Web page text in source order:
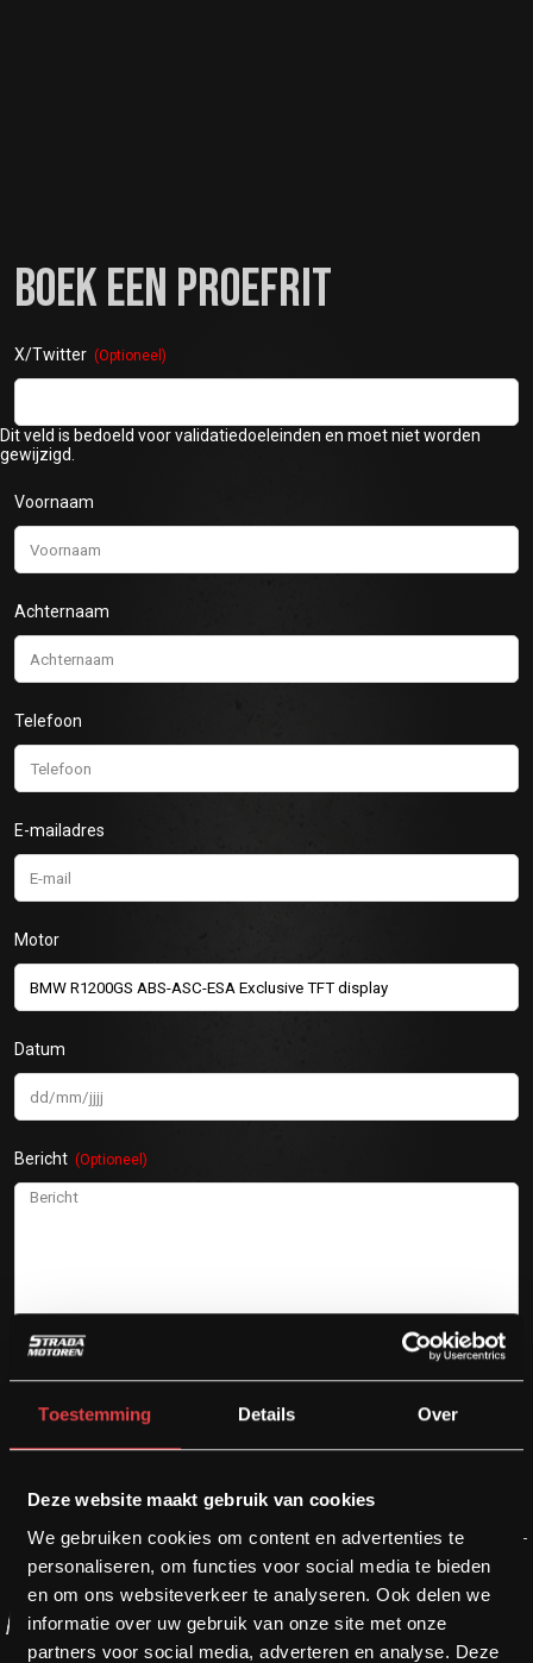
Toestemming Details Over
Deze website maakt gebruik van cookies
We gebruiken cookies om content en advertenties te
personaliseren, om functies voor social media te bieden
en om ons websiteverkeer te analyseren. Ook delen we
informatie over uw gebruik van onze site met onze
partners voor social media, adverteren en analyse. Deze
BOEK EEN PROEFRIT
X/Twitter
Dit veld is bedoeld voor validatiedoeleinden en moet niet worden
gewijzigd.
Voornaam
Achternaam
Telefoon
E-mailadres
Motor
Datum
Bericht